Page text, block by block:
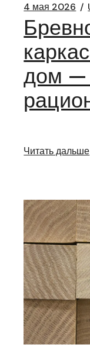
4 мая 2026
дом —
Читать дальше